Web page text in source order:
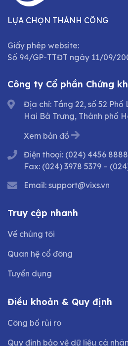
LỰA CHỌN THÀNH CÔNG
Giấy phép website:
Số 94/GP-TTĐT ngày 11/09/
Công ty Cổ phần Chứng
Địa chỉ: Tầng 22, số 52
Hai Bà Trưng, Thành phố
Xem bản đồ
Điện thoại: (024) 4456 8888
Fax: (024) 3978 5379 –
Email: support@vixs.vn
Truy cập nhanh
Về chúng tôi
Quan hệ cổ đông
Tuyển dụng
Điều khoản & Quy định
Công bố rủi ro
Quy định bảo vệ dữ liệu cá nhân